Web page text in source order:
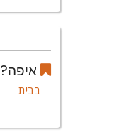
איפה?
בבית